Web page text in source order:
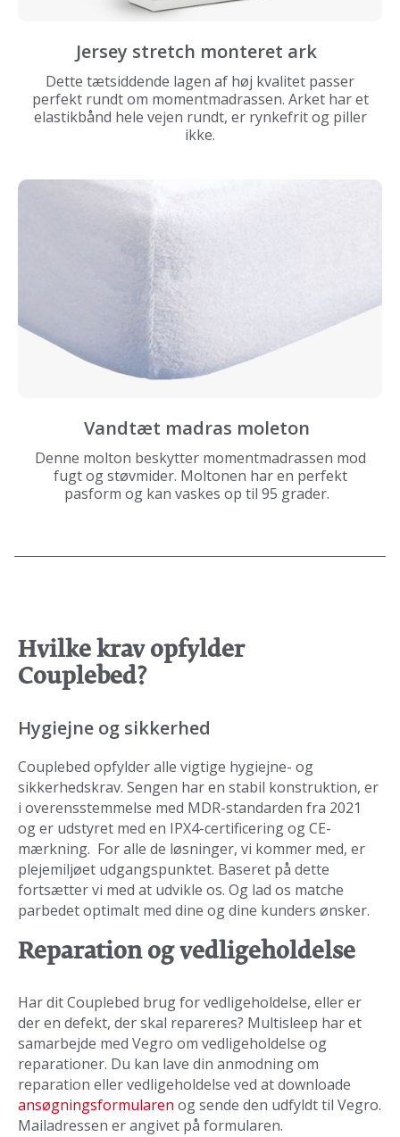
Jersey stretch monteret ark
Dette tætsiddende lagen af høj kvalitet passer
perfekt rundt om momentmadrassen. Arket har et
elastikbånd hele vejen rundt, er rynkefrit og piller
ikke.
Vandtæt madras moleton
Denne molton beskytter momentmadrassen mod
fugt og støvmider. Moltonen har en perfekt
pasform og kan vaskes op til 95 grader.
Hvilke krav opfylder
Couplebed?
Hygiejne og sikkerhed
Couplebed opfylder alle vigtige hygiejne- og
sikkerhedskrav. Sengen har en stabil konstruktion, er
i overensstemmelse med MDR-standarden fra 2021
og er udstyret med en IPX4-certificering og CE-
mærkning. For alle de løsninger, vi kommer med, er
plejemiljøet udgangspunktet. Baseret på dette
fortsætter vi med at udvikle os. Og lad os matche
parbedet optimalt med dine og dine kunders ønsker.
Reparation og vedligeholdelse
Har dit Couplebed brug for vedligeholdelse, eller er
der en defekt, der skal repareres? Multisleep har et
samarbejde med Vegro om vedligeholdelse og
reparationer. Du kan lave din anmodning om
reparation eller vedligeholdelse ved at downloade
ansøgningsformularen og sende den udfyldt til Vegro.
Mailadressen er angivet på formularen.